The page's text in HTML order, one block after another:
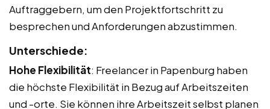
Auftraggebern, um den Projektfortschritt zu
besprechen und Anforderungen abzustimmen.
Unterschiede:
Hohe Flexibilität: Freelancer in Papenburg haben
die höchste Flexibilität in Bezug auf Arbeitszeiten
und -orte. Sie können ihre Arbeitszeit selbst planen